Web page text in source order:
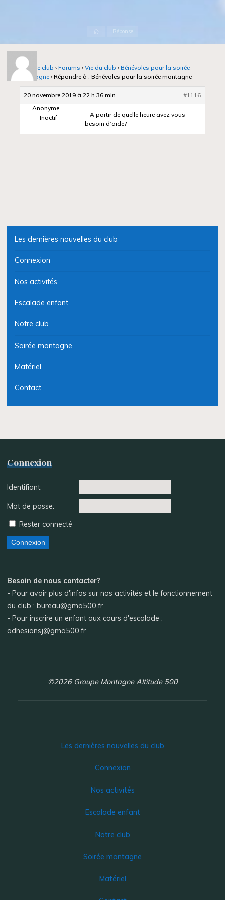
AccueilRéponse
Notre club › Forums › Vie du club › Bénévoles pour la soirée
montagne › Répondre à : Bénévoles pour la soirée montagne
20 novembre 2019 à 22 h 36 min
#1116
Anonyme
Inactif
A partir de quelle heure avez vous
besoin d’aide?
Les dernières nouvelles du club
Connexion
Nos activités
Escalade enfant
Notre club
Soirée montagne
Matériel
Contact
Connexion
Identifiant:
Mot de passe:
Rester connecté
Connexion
Besoin de nous contacter?
- Pour avoir plus d'infos sur nos activités et le fonctionnement
du club : bureau@gma500.fr
- Pour inscrire un enfant aux cours d'escalade :
adhesionsj@gma500.fr
©2026 Groupe Montagne Altitude 500
Les dernières nouvelles du club
Connexion
Nos activités
Escalade enfant
Notre club
Soirée montagne
Matériel